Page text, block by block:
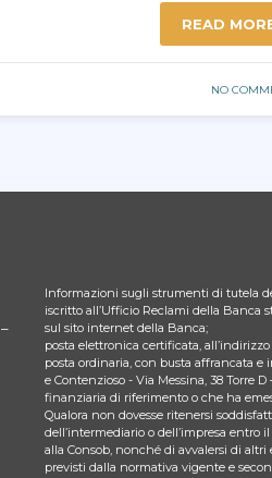
READ
NO
Informazioni sugli strumenti di tutela
iscritto all’Ufficio Reclami della Banca
sul sito internet della Banca;
posta elettronica certificata,
posta ordinaria, con busta affrancata
e Contenzioso - Via Messina, 38 Torre
finanziaria di riferimento o che ha
Qualora non dovesse ritenersi
dell’intermediario o dell’impresa entro
alla Consob, nonché di avvalersi di
previsti dalla normativa vigente e